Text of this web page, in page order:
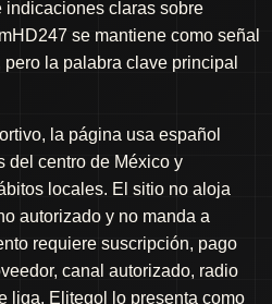
indicaciones claras sobre
se mantiene como señal
la palabra clave principal
la página usa español
del centro de México y
locales. El sitio no aloja
autorizado y no manda a
requiere suscripción, pago
canal autorizado, radio
liga, Elitegol lo presenta como